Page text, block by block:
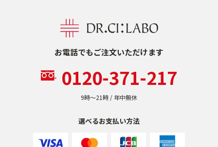
お電話でもご注文いただけます
0120-371-217
9時〜21時 / 年中無休
選べるお支払い方法